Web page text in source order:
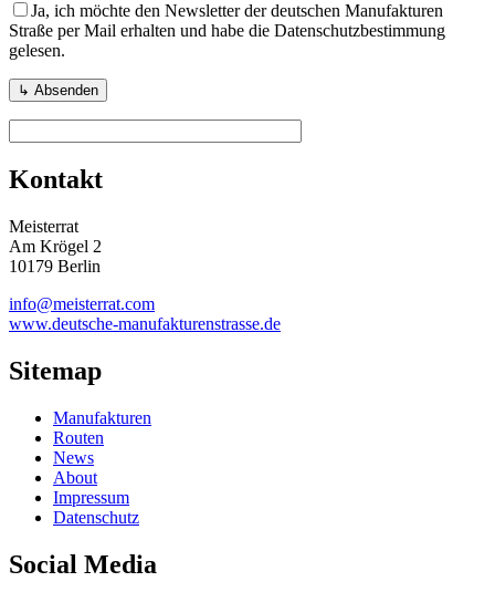
Ja, ich möchte den Newsletter der deutschen Manufakturen
Straße per Mail erhalten und habe die Datenschutzbestimmung
gelesen.
Kontakt
Meisterrat
Am Krögel 2
10179 Berlin
info@meisterrat.com
www.deutsche-manufakturenstrasse.de
Sitemap
Manufakturen
Routen
News
About
Impressum
Datenschutz
Social Media